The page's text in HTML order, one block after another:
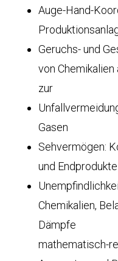
Auge-Hand-
Geruchs- und
von
zur
Gasen
Sehvermögen:
und Endprodukte
Chemikalien,
Dämpfe
mathematisch-